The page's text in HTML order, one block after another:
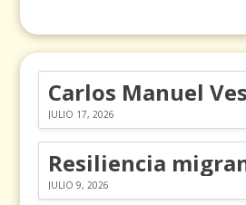
JULIO 17, 2026
JULIO 9, 2026